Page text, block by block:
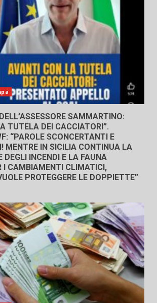
SAMMARTINO:
TUTELA DEI CACCIATORI”.
“PAROLE SCONCERTANTI E
MENTRE IN SICILIA CONTINUA LA
DEGLI INCENDI E LA FAUNA
I CAMBIAMENTI CLIMATICI,
PROTEGGERE LE DOPPIETTE”